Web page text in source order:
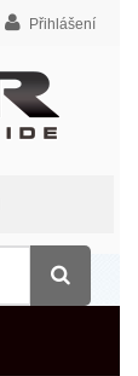
Přihlášení